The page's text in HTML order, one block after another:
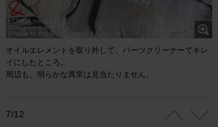
オイルエレメントを取り外して、パーツクリーナーでキレ
イにしたところ。
周辺も、明らかな異常は見当たりません。
7/12